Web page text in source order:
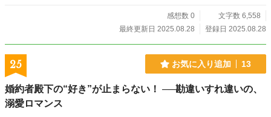
感想数 0
文字数 6,558
最終更新日 2025.08.28
登録日 2025.08.28
25 お気に入り追加 13
婚約者殿下の“好き”が止まらない！ ──勘違いすれ違いの、
溺愛ロマンス